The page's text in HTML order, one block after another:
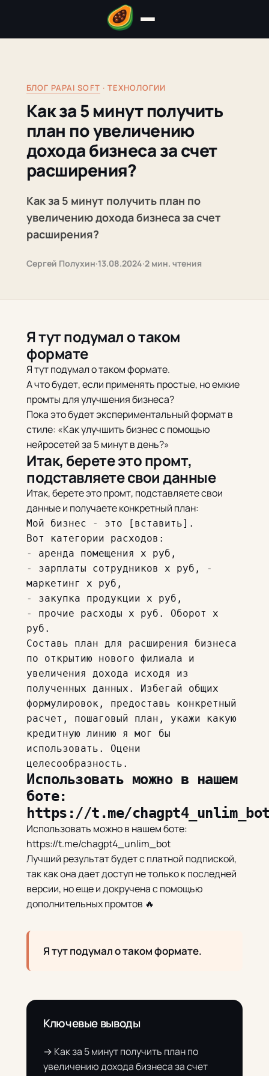
БЛОГ PAPAI SOFT · ТЕХНОЛОГИИ
Как за 5 минут получить
план по увеличению
дохода бизнеса за счет
расширения?
Как за 5 минут получить план по
увеличению дохода бизнеса за счет
расширения?
Сергей Полухин·13.08.2024·2 мин. чтения
Я тут подумал о таком
формате
Я тут подумал о таком формате.
А что будет, если применять простые, но емкие
промты для улучшения бизнеса?
Пока это будет экспериментальный формат в
стиле: «Как улучшить бизнес с помощью
нейросетей за 5 минут в день?»
Итак, берете это промт,
подставляете свои данные
Итак, берете это промт, подставляете свои
данные и получаете конкретный план:
Мой бизнес - это [вставить].
Вот категории расходов:
- аренда помещения х руб,
- зарплаты сотрудников х руб, -
маркетинг х руб,
- закупка продукции х руб,
- прочие расходы х руб. Оборот х
руб.
Составь план для расширения бизнеса
по открытию нового филиала и
увеличения дохода исходя из
полученных данных. Избегай общих
формулировок, предоставь конкретный
расчет, пошаговый план, укажи какую
кредитную линию я мог бы
использовать. Оцени
целесообразность.
Использовать можно в нашем
боте:
https://t.me/
Использовать можно в нашем боте:
https://t.me/chagpt4_unlim_bot
Лучший результат будет с платной подпиской,
так как она дает доступ не только к последней
версии, но еще и докручена с помощью
дополнительных промтов 🔥
Я тут подумал о таком формате.
Ключевые выводы
→ Как за 5 минут получить план по
увеличению дохода бизнеса за счет